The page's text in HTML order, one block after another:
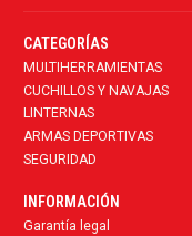
CATEGORÍAS
MULTIHERRAMIENTAS
CUCHILLOS Y NAVAJAS
LINTERNAS
ARMAS DEPORTIVAS
SEGURIDAD
INFORMACIÓN
Garantía legal